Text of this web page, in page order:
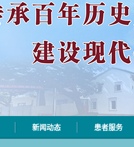
新闻动态 患者服务
人民医院采集自动对焦相机市